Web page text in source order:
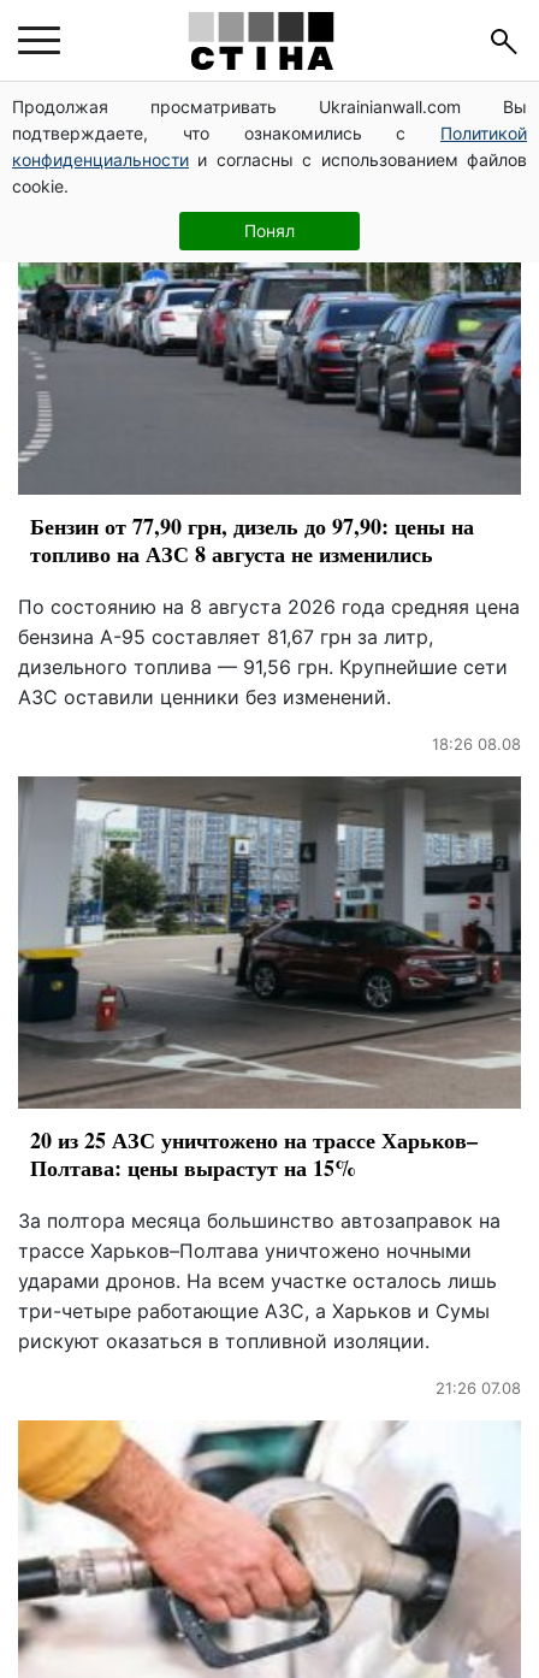
Продолжая просматривать Ukrainianwall.com Вы
подтверждаете, что ознакомились с Политикой
конфиденциальности и согласны с использованием файлов
cookie.
Понял
АЗС
Бензин от 77,90 грн, дизель до 97,90: цены на
топливо на АЗС 8 августа не изменились
По состоянию на 8 августа 2026 года средняя цена
бензина А-95 составляет 81,67 грн за литр,
дизельного топлива — 91,56 грн. Крупнейшие сети
АЗС оставили ценники без изменений.
18:26 08.08
20 из 25 АЗС уничтожено на трассе Харьков–
Полтава: цены вырастут на 15%
За полтора месяца большинство автозаправок на
трассе Харьков–Полтава уничтожено ночными
ударами дронов. На всем участке осталось лишь
три-четыре работающие АЗС, а Харьков и Сумы
рискуют оказаться в топливной изоляции.
21:26 07.08